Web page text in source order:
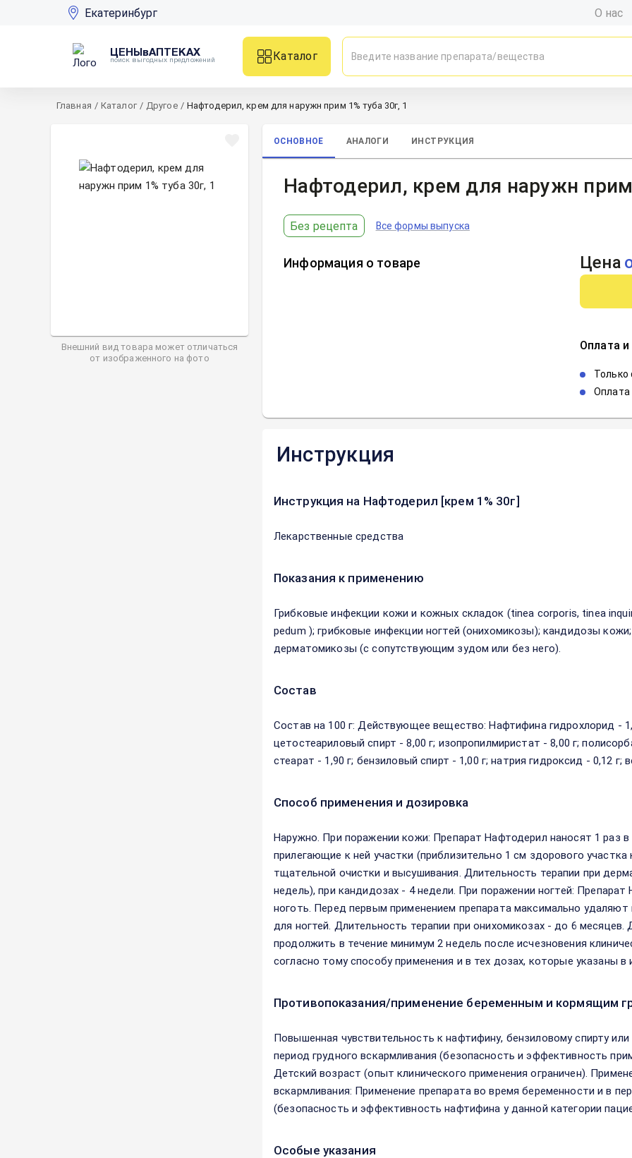
Екатеринбург О нас
ЦЕНЫвАПТЕКАХ
поиск выгодных предложений
Каталог
Главная / Каталог / Другое / Нафтодерил, крем для наружн прим 1% туба 30г, 1
Внешний вид товара может отличаться
от изображенного на фото
ОСНОВНОЕ АНАЛОГИ ИНСТРУКЦИЯ
Нафтодерил, крем для наружн прим
Без рецепта Все формы выпуска
Информация о товаре Цена
Оплата
Только
Оплата
Инструкция
Инструкция на Нафтодерил [крем 1% 30г]
Лекарственные средства
Показания к применению
Грибковые инфекции кожи и кожных складок (tinea corporis, tinea
pedum ); грибковые инфекции ногтей (онихомикозы); кандидозы
дерматомикозы (с сопутствующим зудом или без него).
Состав
Состав на 100 г: Действующее вещество: Нафтифина гидрохлорид -
цетостеариловый спирт - 8,00 г; изопропилмиристат - 8,00 г;
стеарат - 1,90 г; бензиловый спирт - 1,00 г; натрия гидроксид - 0,12 г;
Способ применения и дозировка
Наружно. При поражении кожи: Препарат Нафтодерил наносят 1 раз
прилегающие к ней участки (приблизительно 1 см здорового
тщательной очистки и высушивания. Длительность терапии при
недель), при кандидозах - 4 недели. При поражении ногтей:
ноготь. Перед первым применением препарата максимально
для ногтей. Длительность терапии при онихомикозах - до 6
продолжить в течение минимум 2 недель после исчезновения
согласно тому способу применения и в тех дозах, которые указаны в
Противопоказания/применение беременным и кормящим
Повышенная чувствительность к нафтифину, бензиловому спирту
период грудного вскармливания (безопасность и эффективность
Детский возраст (опыт клинического применения ограничен).
вскармливания: Применение препарата во время беременности и в
(безопасность и эффективность нафтифина у данной категории
Особые указания